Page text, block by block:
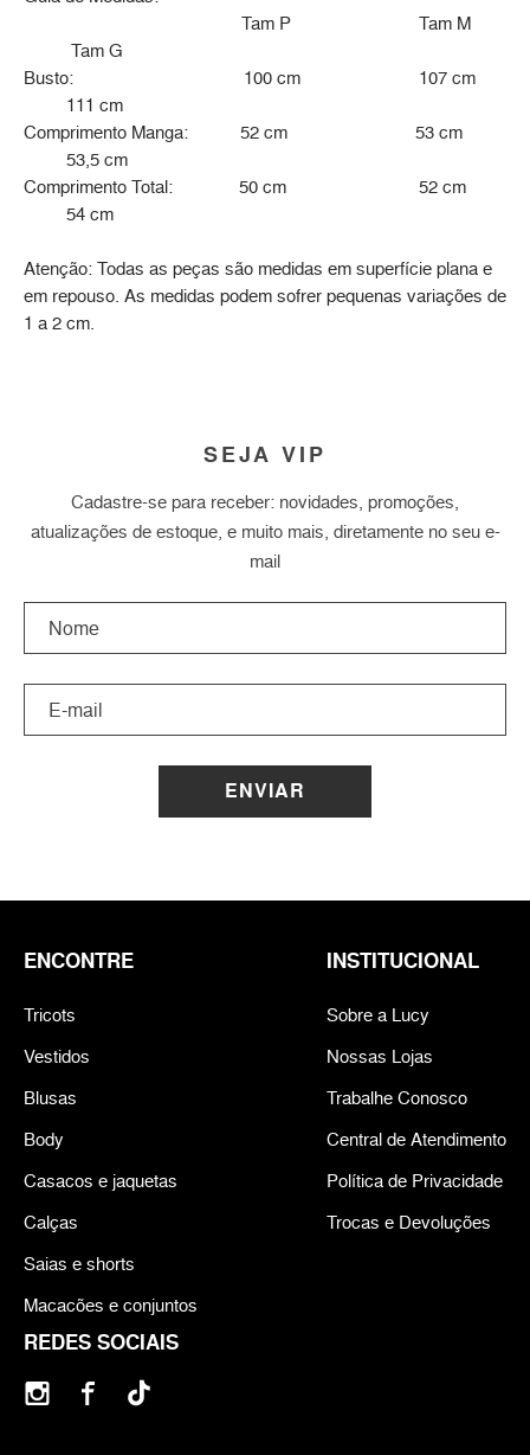
Tam P Tam M
Tam G
Busto: 100 cm 107 cm
111 cm
Comprimento Manga: 52 cm 53 cm
53,5 cm
Comprimento Total: 50 cm 52 cm
54 cm
Atenção: Todas as peças são medidas em superfície plana e
em repouso. As medidas podem sofrer pequenas variações de
1 a 2 cm.
SEJA VIP
Cadastre-se para receber: novidades, promoções,
atualizações de estoque, e muito mais, diretamente no seu e-
mail
ENVIAR
REDES SOCIAIS
ENCONTRE
Tricots
Vestidos
Blusas
Body
Casacos e jaquetas
Calças
Saias e shorts
Macacões e conjuntos
INSTITUCIONAL
Sobre a Lucy
Nossas Lojas
Trabalhe Conosco
Central de Atendimento
Política de Privacidade
Trocas e Devoluções